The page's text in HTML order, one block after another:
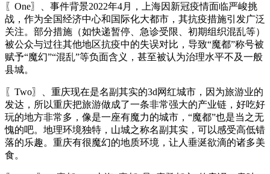
〖One〗、事件背景2022年4月，上海因新冠疫情面临严峻挑
战，作为全国经济中心和国际化大都市，其抗疫措施引发广泛
关注。部分措施（如快递暂停、急诊受限、初期组织混乱等）
被公众与过往其他地区抗疫中的失误对比，导致“魔都”称号被
赋予“魔幻”“混乱”等负面含义，甚至被认为治理水平不及一般
县城。
〖Two〗、重庆现在是名副其实的3d网红城市，因为旅游业的
发达，所以重庆把旅游做成了一条非常强大的产业链，好吃好
玩的地方非常多，像是一座有魔力的城市，“魔都”也是当之无
愧的吧。地理环境独特，山城之称名副其实，可以感受高低错
落的乐趣。重庆有很魔幻的地质环境，让人垂涎欲滴的诸多美
食。